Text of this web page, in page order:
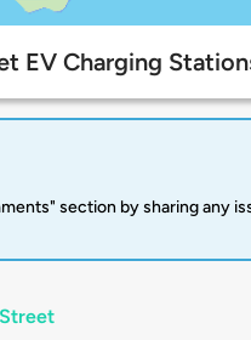
EV Charging
section by sharing any